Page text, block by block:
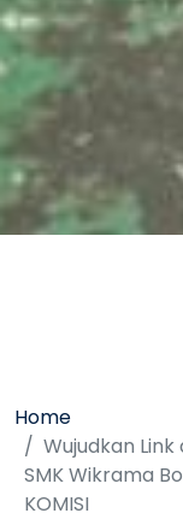
Home
Wujudkan
SMK Wikrama
KOMISI